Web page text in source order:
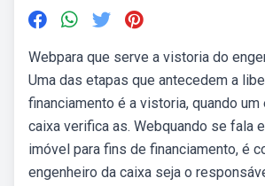
Webpara que serve a vistoria do
Uma das etapas que antecedem a
financiamento é a vistoria, quando um
caixa verifica as. Webquando se fala
imóvel para fins de financiamento, é
engenheiro da caixa seja o